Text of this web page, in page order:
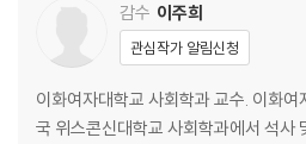
감수 이주희
관심작가 알림신청
이화여자대학교 사회학과 교수. 이화여
국 위스콘신대학교 사회학과에서 석사